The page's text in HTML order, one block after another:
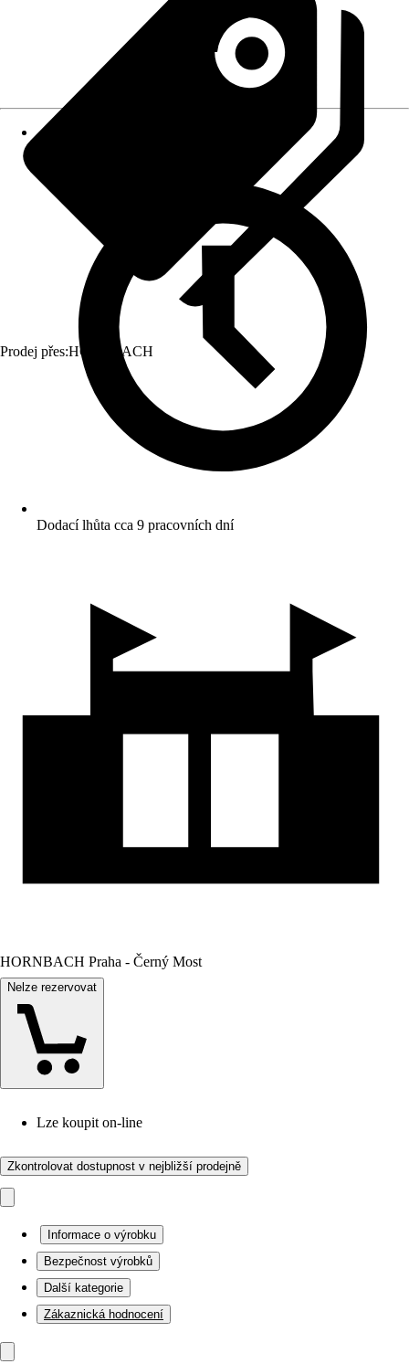
Prodej přes:HORNBACH
Dodací lhůta cca 9 pracovních dní
HORNBACH Praha - Černý Most
Nelze rezervovat
Lze koupit on-line
Zkontrolovat dostupnost v nejbližší prodejně
Informace o výrobku
Bezpečnost výrobků
Další kategorie
Zákaznická hodnocení